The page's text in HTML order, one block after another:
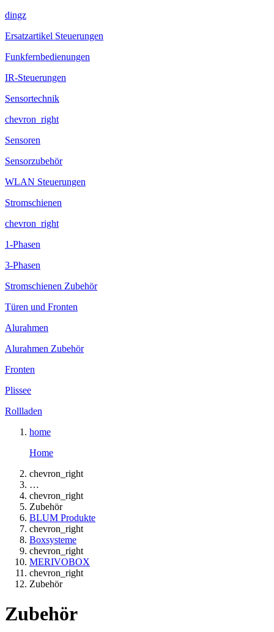
dingz
Ersatzartikel Steuerungen
Funkfernbedienungen
IR-Steuerungen
Sensortechnik
chevron_right
Sensoren
Sensorzubehör
WLAN Steuerungen
Stromschienen
chevron_right
1-Phasen
3-Phasen
Stromschienen Zubehör
Türen und Fronten
Alurahmen
Alurahmen Zubehör
Fronten
Plissee
Rollladen
home
Home
chevron_right
…
chevron_right
Zubehör
BLUM Produkte
chevron_right
Boxsysteme
chevron_right
MERIVOBOX
chevron_right
Zubehör
Zubehör